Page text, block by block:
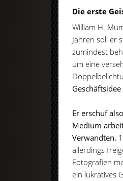
Die erste
William H.
Jahren soll er
zumindest
um eine
Er erschuf
Medium
Verwandten.
allerdings
Fotografien
ein lukratives